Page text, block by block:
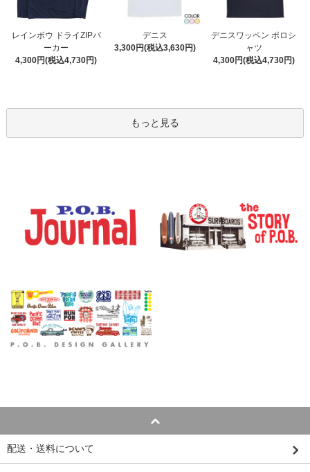
レインボウ ドライZIPパ
ーカー
4,300円(税込4,730円)
デニス
3,300円(税込3,630円)
デニスワッペン ポロシ
ャツ
4,300円(税込4,730円)
もっと見る
配送・送料について